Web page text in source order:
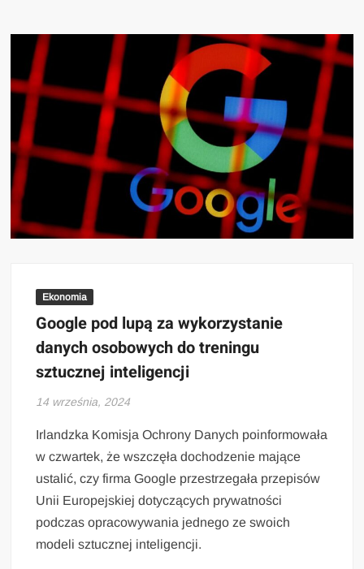
Ekonomia
Google pod lupą za wykorzystanie
danych osobowych do treningu
sztucznej inteligencji
14 września, 2024
Irlandzka Komisja Ochrony Danych poinformowała
w czwartek, że wszczęła dochodzenie mające
ustalić, czy firma Google przestrzegała przepisów
Unii Europejskiej dotyczących prywatności
podczas opracowywania jednego ze swoich
modeli sztucznej inteligencji.